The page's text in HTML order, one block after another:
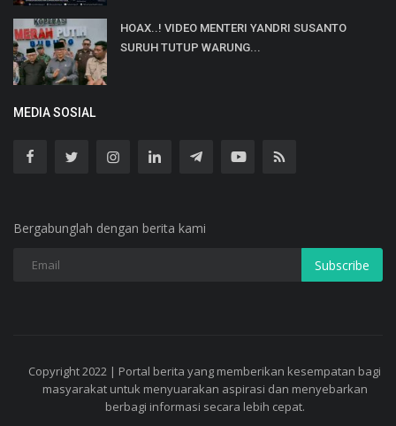
HOAX..! VIDEO MENTERI YANDRI SUSANTO
SURUH TUTUP WARUNG...
MEDIA SOSIAL
Bergabunglah dengan berita kami
Subscribe
Copyright 2022 | Portal berita yang memberikan kesempatan bagi
masyarakat untuk menyuarakan aspirasi dan menyebarkan
berbagi informasi secara lebih cepat.